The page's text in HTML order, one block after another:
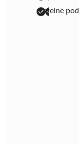
rzetelne